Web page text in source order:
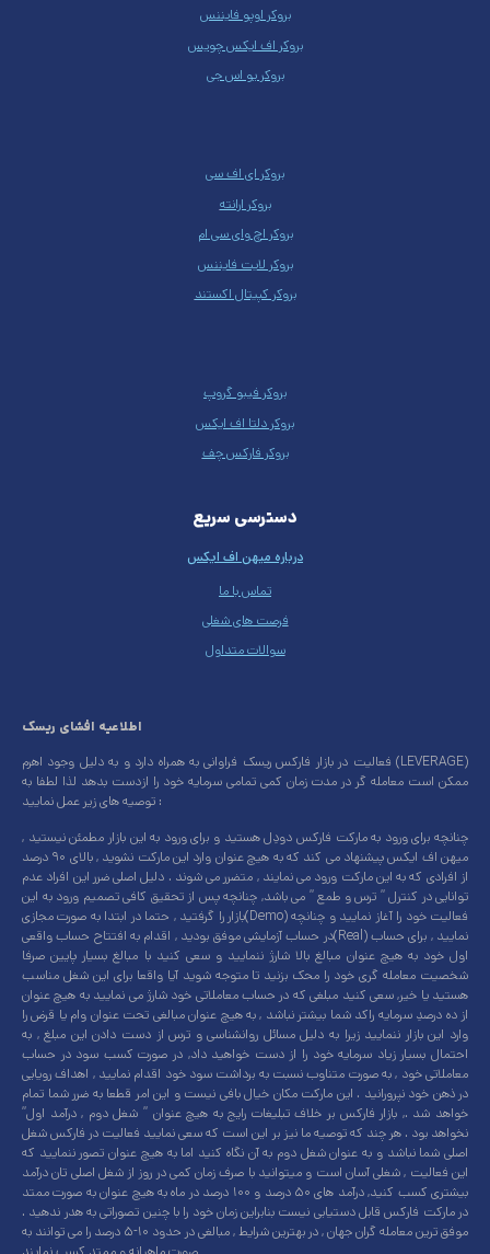
بروکر اوپو فایننس
بروکر اف ایکس چویس
بروکر یو اس جی
بروکر ای اف سی
بروکر ارانته
بروکر اچ وای سی ام
بروکر لایت فایننس
بروکر کپیتال اکستند
بروکر فیبو گروپ
بروکر دلتا اف ایکس
بروکر فارکس چف
دسترسی سریع
درباره میهن اف ایکس
تماس با ما
فرصت های شغلی
سوالات متداول
اطلاعیه افشای ریسک
فعالیت در بازار فارکس ریسک فراوانی به همراه دارد و به دلیل وجود اهرم (LEVERAGE)
ممکن است معامله گر در مدت زمان کمی تمامی سرمایه خود را ازدست بدهد لذا لطفا به
توصیه های زیر عمل نمایید :
چنانچه برای ورود به مارکت فارکس دودِل هستید و برای ورود به این بازار مطمئن نیستید ,
میهن اف ایکس پیشنهاد می کند که به هیچ عنوان وارد این مارکت نشوید , بالای ۹۰ درصد
از افرادی که به این مارکت ورود می نمایند , متضرر می شوند . دلیل اصلی ضرر این افراد عدم
توانایی در کنترل ” ترس و طمع ” می باشد, چنانچه پس از تحقیق کافی تصمیم ورود به این
بازار را گرفتید , حتما در ابتدا به صورت مجازی(Demo) فعالیت خود را آغاز نمایید و چنانچه
در حساب آزمایشی موفق بودید , اقدام به افتتاح حساب واقعی(Real) نمایید , برای حساب
اول خود به هیچ عنوان مبالغ بالا شارژ ننمایید و سعی کنید با مبالغ بسیار پایین صرفا
شخصیت معامله گری خود را محک بزنید تا متوجه شوید آیا واقعا برای این شغل مناسب
هستید یا خیر, سعی کنید مبلغی که در حساب معاملاتی خود شارژ می نمایید به هیچ عنوان
از ده درصدِ سرمایه راکد شما بیشتر نباشد , به هیچ عنوان مبالغی تحت عنوان وام یا قرض را
وارد این بازار ننمایید زیرا به دلیل مسائل روانشناسی و ترس از دست دادن این مبلغ , به
احتمال بسیار زیاد سرمایه خود را از دست خواهید داد, در صورت کسب سود در حساب
معاملاتی خود , به صورت متناوب نسبت به برداشت سود خود اقدام نمایید , اهداف رویایی
در ذهن خود نپرورانید . این مارکت مکان خیال بافی نیست و این امر قطعا به ضرر شما تمام
خواهد شد ., بازار فارکس بر خلاف تبلیغات رایج به هیچ عنوان ” شغل دوم , درآمد اول”
نخواهد بود . هر چند که توصیه ما نیز بر این است که سعی نمایید فعالیت در فارکس شغل
اصلی شما نباشد و به عنوان شغل دوم به آن نگاه کنید اما به هیچ عنوان تصور ننمایید که
این فعالیت , شغلی آسان است و میتوانید با صرف زمان کمی در روز از شغل اصلی تان درآمد
بیشتری کسب کنید, درآمد های ۵۰ درصد و ۱۰۰ درصد در ماه به هیچ عنوان به صورت ممتد
در مارکت فارکس قابل دستیابی نیست بنابراین زمان خود را با چنین تصوراتی به هدر ندهید .
موفق ترین معامله گران جهان , در بهترین شرایط , مبالغی در حدود ۱۰-۵ درصد را می توانند به